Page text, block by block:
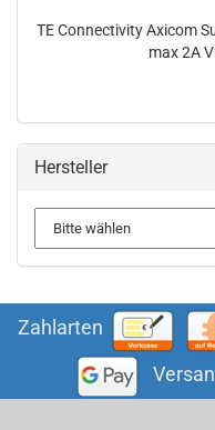
TE Connectivity Axicom
max 2A
Hersteller
Zahlarten